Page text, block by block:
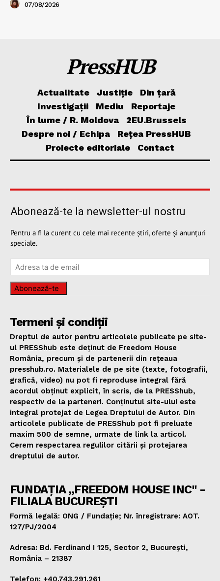
07/08/2026
PressHUB
Actualitate Justiție
Din țară
Investigații
Mediu
Reportaje
În lume / R. Moldova
2EU.Brussels
Despre noi / Echipa
Rețea PressHUB
Proiecte editoriale
Contact
Abonează-te la newsletter-ul nostru
Pentru a fi la curent cu cele mai recente știri, oferte și anunțuri
speciale.
Abonează-te
Termeni și condiții
Dreptul de autor pentru articolele publicate pe site-
ul PRESShub este deținut de Freedom House
România, precum și de partenerii din rețeaua
presshub.ro. Materialele de pe site (texte, fotografii,
grafică, video) nu pot fi reproduse integral fără
acordul obținut explicit, în scris, de la PRESShub,
respectiv de la parteneri. Conținutul site-ului este
integral protejat de Legea Dreptului de Autor. Din
articolele publicate de PRESShub pot fi preluate
maxim 500 de semne, urmate de link la articol.
Cerem respectarea regulilor citării și protejarea
dreptului de autor.
FUNDAȚIA „FREEDOM HOUSE INC" -
FILIALA BUCUREȘTI
Formă legală: ONG / Fundație; Nr. înregistrare: AOT.
127/PJ/2004
Adresa: Bd. Ferdinand I 125, Sector 2, București,
România – 21387
Telefon: +40.743.291.261